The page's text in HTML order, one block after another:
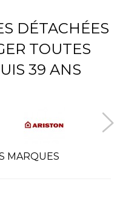
DÉTACHÉES
TOUTES
39 ANS
MARQUES